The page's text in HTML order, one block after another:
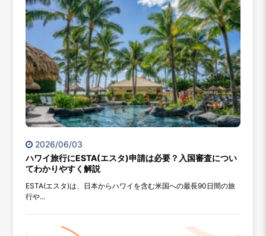
2026/06/03
ハワイ旅行にESTA(エスタ)申請は必要？入国審査につい
てわかりやすく解説
ESTA(エスタ)は、日本からハワイを含む米国への最長90日間の旅
行や...